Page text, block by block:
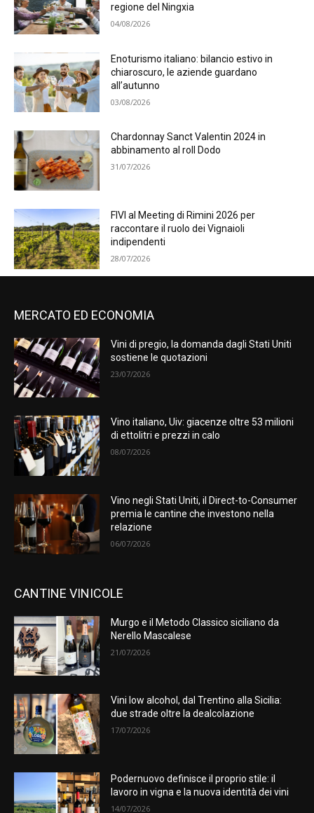
regione del Ningxia
04/08/2026
Enoturismo italiano: bilancio estivo in
chiaroscuro, le aziende guardano
all’autunno
03/08/2026
Chardonnay Sanct Valentin 2024 in
abbinamento al roll Dodo
31/07/2026
FIVI al Meeting di Rimini 2026 per
raccontare il ruolo dei Vignaioli
indipendenti
28/07/2026
MERCATO ED ECONOMIA
Vini di pregio, la domanda dagli Stati Uniti
sostiene le quotazioni
23/07/2026
Vino italiano, Uiv: giacenze oltre 53 milioni
di ettolitri e prezzi in calo
08/07/2026
Vino negli Stati Uniti, il Direct-to-Consumer
premia le cantine che investono nella
relazione
06/07/2026
CANTINE VINICOLE
Murgo e il Metodo Classico siciliano da
Nerello Mascalese
21/07/2026
Vini low alcohol, dal Trentino alla Sicilia:
due strade oltre la dealcolazione
17/07/2026
Podernuovo definisce il proprio stile: il
lavoro in vigna e la nuova identità dei vini
14/07/2026